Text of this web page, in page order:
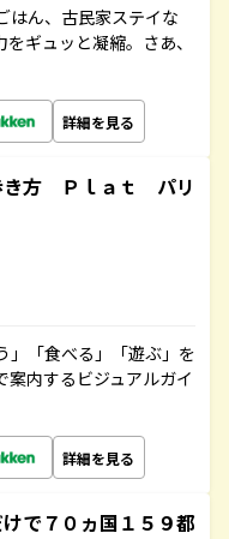
はん、古民家ステイな
ギュッと凝縮。さあ、
詳細を見る
方 Ｐｌａｔ パリ
」「食べる」「遊ぶ」を
内するビジュアルガイ
詳細を見る
で７０ヵ国１５９都